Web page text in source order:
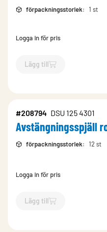
förpackningsstorlek: 1 st
Logga in för pris
Lägg till
`$Lägg till
#208794 DSU 125 4301
Avstängningsspjäll
förpackningsstorlek: 12 st
Logga in för pris
Lägg till
`$Lägg till